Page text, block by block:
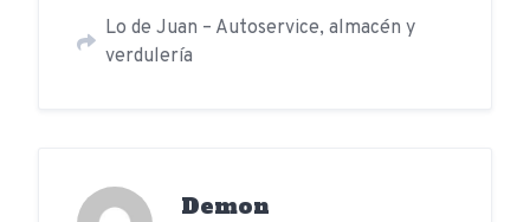
Lo de Juan – Autoservice, almacén y
verdulería
Demon